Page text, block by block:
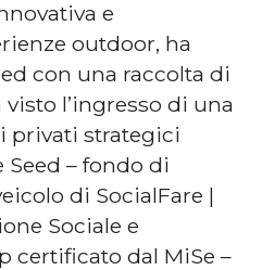
e
outdoor, ha
con una raccolta di
l’ingresso di una
privati strategici
Seed – fondo di
di SocialFare |
Sociale e
certificato dal MiSe –